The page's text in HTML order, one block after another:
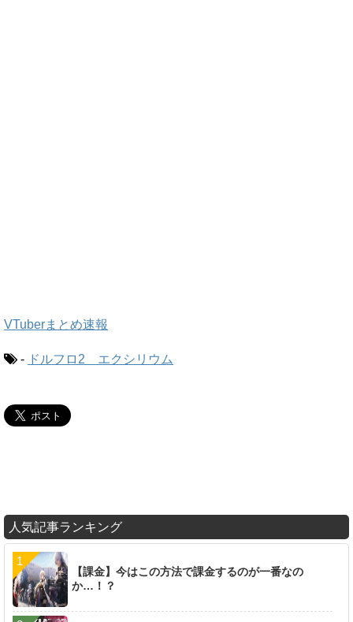
VTuberまとめ速報
- ドルフロ2 エクシリウム
人気記事ランキング
【課金】今はこの方法で課金するのが一番なの
か…！？